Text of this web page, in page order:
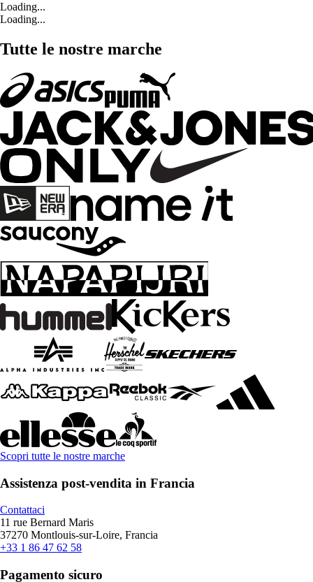
Loading...
Loading...
Tutte le nostre marche
Scopri tutte le nostre marche
Assistenza post-vendita in Francia
Contattaci
11 rue Bernard Maris
37270 Montlouis-sur-Loire, Francia
+33 1 86 47 62 58
Pagamento sicuro